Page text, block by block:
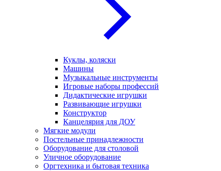
Куклы, коляски
Машины
Музыкальные инструменты
Игровые наборы профессий
Дидактические игрушки
Развивающие игрушки
Конструктор
Канцелярия для ДОУ
Мягкие модули
Постельные принадлежности
Оборудование для столовой
Уличное оборудование
Оргтехника и бытовая техника